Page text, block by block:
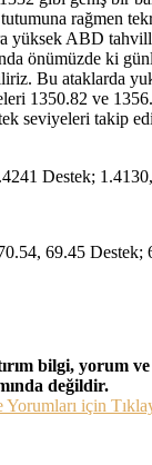
tutumuna rağmen
yüksek ABD
önümüzde ki
Bu ataklarda
1350.82 ve
seviyeleri takip
Destek;
69.45 Destek;
bilgi, yorum ve
değildir.
için